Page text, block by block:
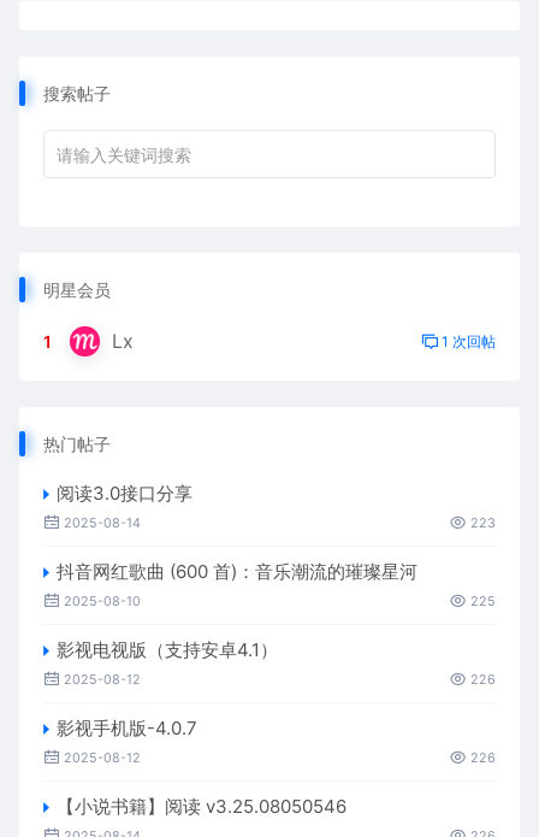
搜索帖子
明星会员
1 Lx 1 次回帖
热门帖子
阅读3.0接口分享
2025-08-14 223
抖音网红歌曲 (600 首)：音乐潮流的璀璨星河
2025-08-10 225
影视电视版（支持安卓4.1）
2025-08-12 226
影视手机版-4.0.7
2025-08-12 226
【小说书籍】阅读 v3.25.08050546